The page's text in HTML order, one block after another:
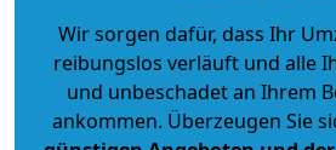
Wir sorgen dafür, dass Ihr
reibungslos verläuft und alle
und unbeschadet an Ihrem
ankommen. Überzeugen Sie